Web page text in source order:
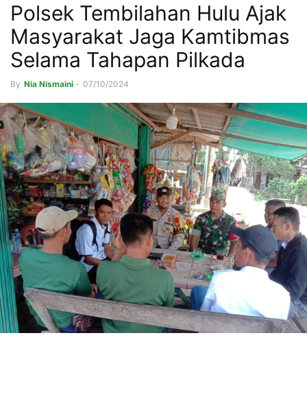
Polsek Tembilahan Hulu Ajak
Masyarakat Jaga Kamtibmas
Selama Tahapan Pilkada
By Nia Nismaini - 07/10/2024